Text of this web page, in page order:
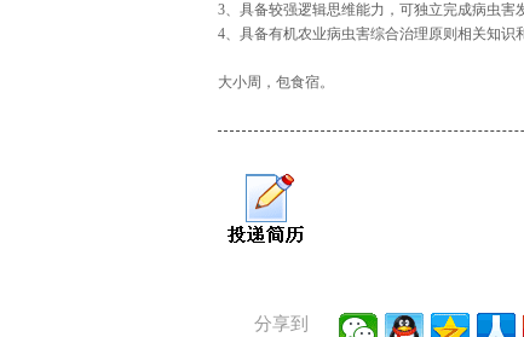
3、具备较强逻辑思维能力，可独立完成病虫害
4、具备有机农业病虫害综合治理原则相关知识
大小周，包食宿。
分享到